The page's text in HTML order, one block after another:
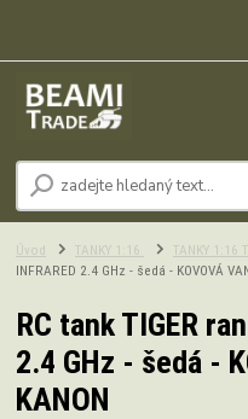
Úvod TANKY 1:16 TANKY 1:16
INFRARED 2.4 GHz - šedá - KOVOVÁ
RC tank TIGER
2.4 GHz - šedá -
KANON